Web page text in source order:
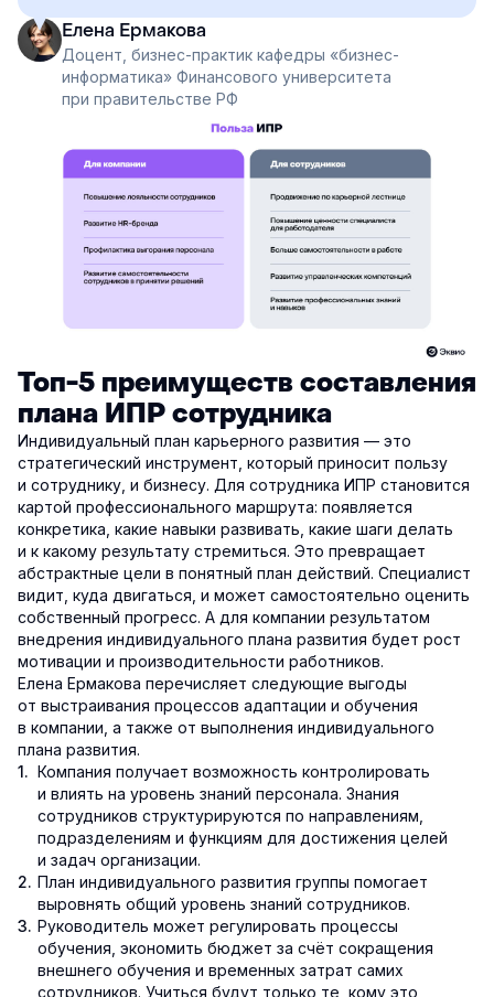
Елена Ермакова
Доцент, бизнес-практик кафедры «бизнес-
информатика» Финансового университета
при правительстве РФ
Топ-5 преимуществ составления
плана ИПР сотрудника
Индивидуальный план карьерного развития — это
стратегический инструмент, который приносит пользу
и сотруднику, и бизнесу. Для сотрудника ИПР становится
картой профессионального маршрута: появляется
конкретика, какие навыки развивать, какие шаги делать
и к какому результату стремиться. Это превращает
абстрактные цели в понятный план действий. Специалист
видит, куда двигаться, и может самостоятельно оценить
собственный прогресс. А для компании результатом
внедрения индивидуального плана развития будет рост
мотивации и производительности работников.
Елена Ермакова перечисляет следующие выгоды
от выстраивания процессов адаптации и обучения
в компании, а также от выполнения индивидуального
плана развития.
Компания получает возможность контролировать
и влиять на уровень знаний персонала. Знания
сотрудников структурируются по направлениям,
подразделениям и функциям для достижения целей
и задач организации.
План индивидуального развития группы помогает
выровнять общий уровень знаний сотрудников.
Руководитель может регулировать процессы
обучения, экономить бюджет за счёт сокращения
внешнего обучения и временных затрат самих
сотрудников. Учиться будут только те, кому это